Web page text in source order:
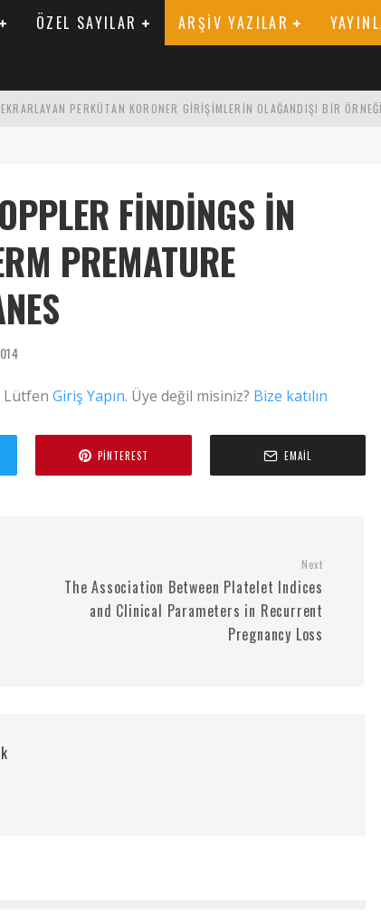
ÖZEL SAYILAR ARŞIV YAZILAR
PERKÜTAN KORONER GIRIŞIMLERIN OLAĞANDIŞI BIR ÖRNEĞI
TRIGLISERID/HDL ORANININ DEĞERLENDIRILMESI
FINDINGS IN
PREMATURE
Lütfen Giriş Yapın. Üye değil misiniz? Bize katılın
PINTEREST EMAIL
Next
The Association Between Platelet Indices
and Clinical Parameters in Recurrent
Pregnancy Loss